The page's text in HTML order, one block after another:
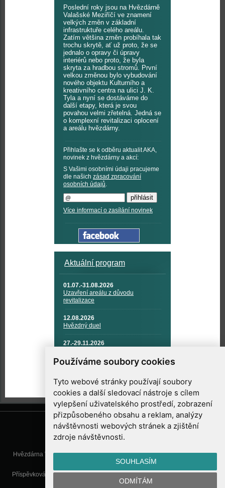
Používáme soubory cookies
Tyto webové stránky používají soubory
cookies a další sledovací nástroje s cílem
vylepšení uživatelského prostředí, zobrazení
přizpůsobeného obsahu a reklam, analýzy
návštěvnosti webových stránek a zjištění
zdroje návštěvnosti.
SOUHLASÍM
ODMÍTÁM
Poslední roky jsou na Hvězdárně
Valašské Meziříčí ve znamení
velkých změn v základní
infrastruktuře celého areálu.
Zatím většina změn probíhala tak
trochu skrytě, ať už proto, že se
jednalo o opravy či úpravy
interiérů nebo proto, že byla
skryta za hradbou stromů. První
velkou změnou bylo vybudování
nového objektu Kulturního a
kreativního centra na ulici J. K.
Tyla a nyní se dostáváme do
další etapy, která je svou
povahou velmi zřetelná. Jedná se
o komplexní revitalizaci oplocení
a areálu hvězdárny.
Přihlašte se k odběru aktualit AKA,
novinek z hvězdárny a akcí:
S Vašimi osobními údaji pracujeme
dle našich zásad zpracování
osobních údajů.
Více informací o zasílání novinek
Aktuální program
01.07.-31.08.2026
Uzavření areálu z důvodu
revitalizace
12.08.2026
Hvězdný duel
27.-29.11.2026
TECHNIKA A KOSMICKÉ
TECHNOLOGIE
Hvězdárna Valašské Meziříčí, příspěvková organizace, Vsetínská 78, 757
01 Valašské Meziříčí
Příspěvková organizace Zlínského kraje. Telefon:571 611 928, Mobil:777
info@astrovm.cz